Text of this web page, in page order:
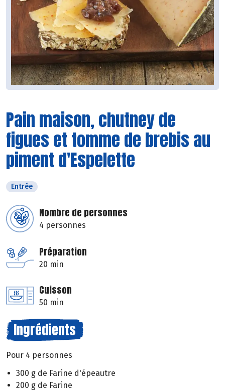
Pain maison, chutney de
figues et tomme de brebis au
piment d'Espelette
Entrée
Nombre de personnes
4 personnes
Préparation
20 min
Cuisson
50 min
Ingrédients
Pour 4 personnes
300 g de Farine d'épeautre
200 g de Farine